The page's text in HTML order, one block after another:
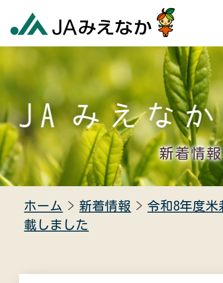
新着情報
ホーム 新着情報
令和8年度
載しました